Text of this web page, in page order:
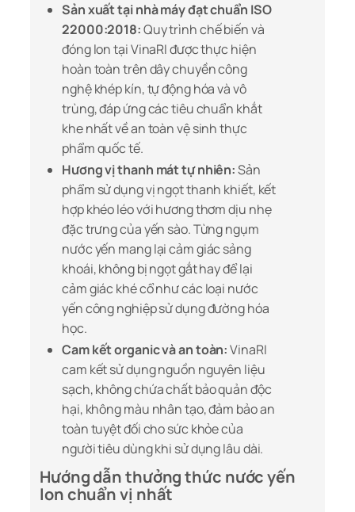
Sản xuất tại nhà máy đạt chuẩn ISO
22000:2018:Quy trình chế biến và
đóng lon tại VinaRI được thực hiện
hoàn toàn trên dây chuyền công
nghệ khép kín, tự động hóa và vô
trùng, đáp ứng các tiêu chuẩn khắt
khe nhất về an toàn vệ sinh thực
phẩm quốc tế.
Hương vị thanh mát tự nhiên:Sản
phẩm sử dụng vị ngọt thanh khiết, kết
hợp khéo léo với hương thơm dịu nhẹ
đặc trưng của yến sào. Từng ngụm
nước yến mang lại cảm giác sảng
khoái, không bị ngọt gắt hay để lại
cảm giác khé cổ như các loại nước
yến công nghiệp sử dụng đường hóa
học.
Cam kết organic và an toàn:VinaRI
cam kết sử dụng nguồn nguyên liệu
sạch, không chứa chất bảo quản độc
hại, không màu nhân tạo, đảm bảo an
toàn tuyệt đối cho sức khỏe của
người tiêu dùng khi sử dụng lâu dài.
Hướng dẫn thưởng thức nước yến
lon chuẩn vị nhất